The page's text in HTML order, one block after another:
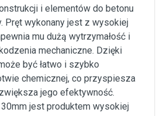
i elementów do betonu
Pręt wykonany jest z wysokiej
mu dużą wytrzymałość i
mechaniczne. Dzięki
być łatwo i szybko
chemicznej, co przyspiesza
jego efektywność.
jest produktem wysokiej